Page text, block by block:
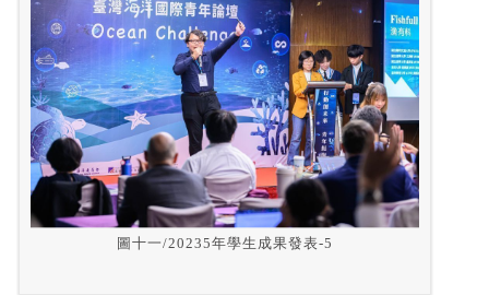
圖十一/20235年學生成果發表-5